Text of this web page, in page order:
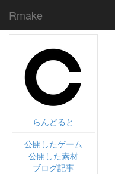
Rmake
らんどると
公開したゲーム
公開した素材
ブログ記事